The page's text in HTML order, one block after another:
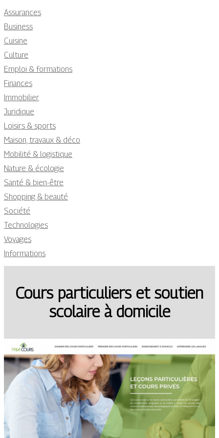
Assurances
Business
Cuisine
Culture
Emploi & formations
Finances
Immobilier
Juridique
Loisirs & sports
Maison, travaux & déco
Mobilité & logistique
Nature & écologie
Santé & bien-être
Shopping & beauté
Société
Technologies
Voyages
Informations
Cours particuliers et soutien
scolaire à domicile